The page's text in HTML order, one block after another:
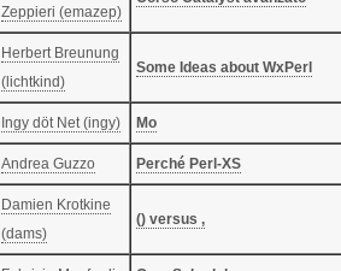
Zeppieri (‎emazep‎)
Herbert Breunung
(‎lichtkind‎)
‎Some Ideas about WxPerl‎
Ingy döt Net (‎ingy‎) ‎Mo‎
Andrea Guzzo ‎Perché Perl-XS‎
Damien Krotkine
(‎dams‎)
‎() versus ,‎